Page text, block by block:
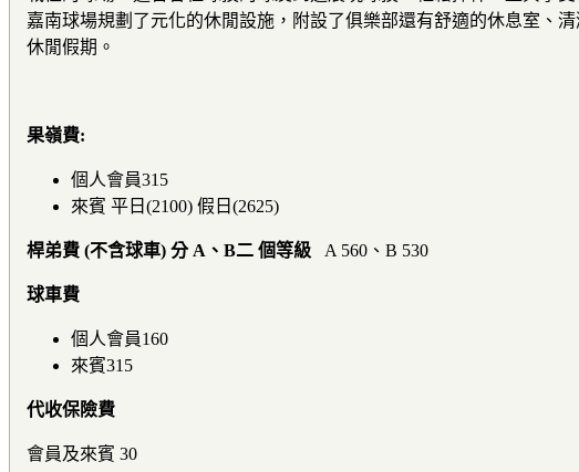
嘉南球場規劃了元化的休閒設施，附設了俱樂部還有舒適的休息室、
休閒假期。
果嶺費:
個人會員315
來賓 平日(2100) 假日(2625)
桿弟費 (不含球車) 分 A、B二 個等級 A 560、B 530
球車費
個人會員160
來賓315
代收保險費
會員及來賓 30